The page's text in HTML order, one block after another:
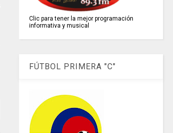
Clic para tener la mejor programación
informativa y musical
FÚTBOL PRIMERA "C"